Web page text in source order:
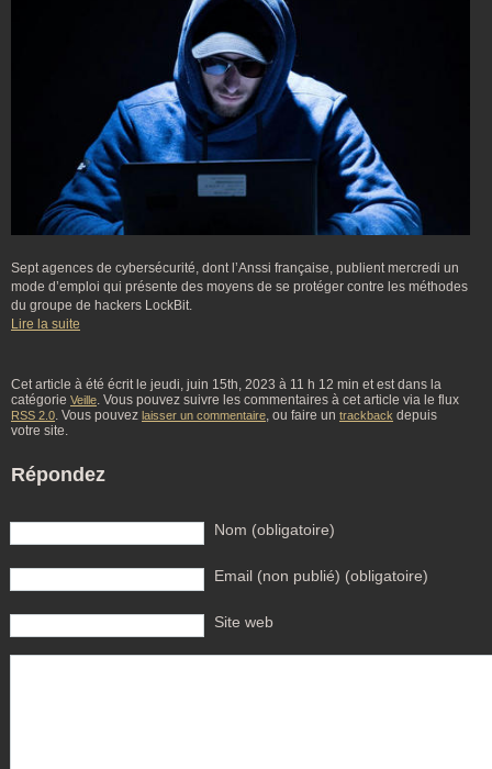
Sept agences de cybersécurité, dont l’Anssi française, publient mercredi un
mode d’emploi qui présente des moyens de se protéger contre les méthodes
du groupe de hackers LockBit.
Lire la suite
Cet article à été écrit le jeudi, juin 15th, 2023 à 11 h 12 min et est dans la
catégorie Veille. Vous pouvez suivre les commentaires à cet article via le flux
RSS 2.0. Vous pouvez laisser un commentaire, ou faire un trackback depuis
votre site.
Répondez
Nom (obligatoire)
Email (non publié) (obligatoire)
Site web